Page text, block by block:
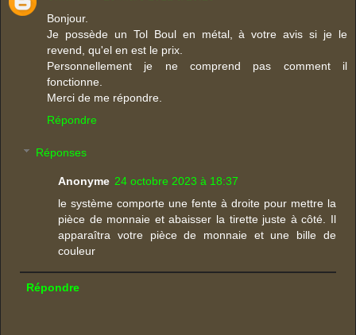
Bonjour.
Je possède un Tol Boul en métal, à votre avis si je le
revend, qu'el en est le prix.
Personnellement je ne comprend pas comment il
fonctionne.
Merci de me répondre.
Répondre
Réponses
Anonyme 24 octobre 2023 à 18:37
le système comporte une fente à droite pour mettre la
pièce de monnaie et abaisser la tirette juste à côté. Il
apparaîtra votre pièce de monnaie et une bille de
couleur
Répondre